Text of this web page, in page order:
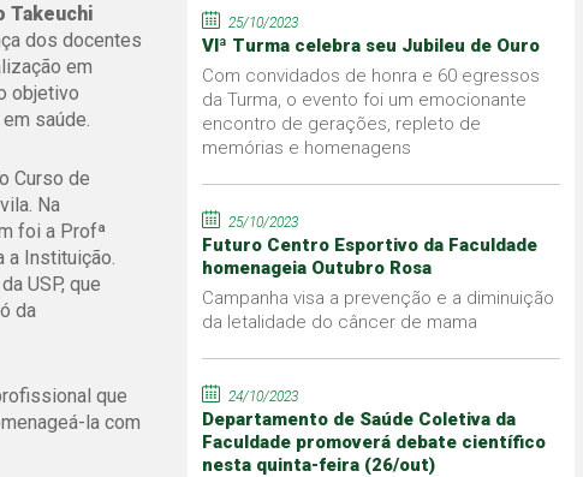
Takeuchi
dos docentes
em
objetivo
saúde.
Curso de
Na
foi a Profª
a Instituição.
USP, que
da
que
la com
25/10/2023
VIª Turma celebra seu Jubileu de Ouro
Com convidados de honra e 60 egressos
da Turma, o evento foi um emocionante
encontro de gerações, repleto de
memórias e homenagens
25/10/2023
Futuro Centro Esportivo da Faculdade
homenageia Outubro Rosa
Campanha visa a prevenção e a diminuição
da letalidade do câncer de mama
24/10/2023
Departamento de Saúde Coletiva da
Faculdade promoverá debate científico
nesta quinta-feira (26/out)